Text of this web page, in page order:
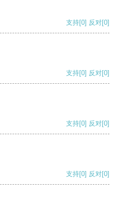
支持[0] 反对[0]
支持[0] 反对[0]
支持[0] 反对[0]
支持[0] 反对[0]